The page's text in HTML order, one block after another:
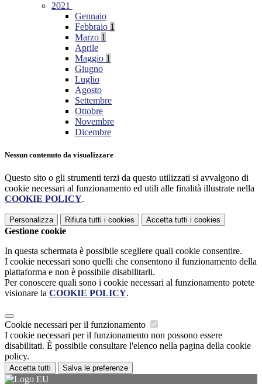
2021
Gennaio
Febbraio 1
Marzo 1
Aprile
Maggio 1
Giugno
Luglio
Agosto
Settembre
Ottobre
Novembre
Dicembre
Nessun contenuto da visualizzare
Questo sito o gli strumenti terzi da questo utilizzati si avvalgono di
cookie necessari al funzionamento ed utili alle finalità illustrate nella
COOKIE POLICY.
Personalizza Rifiuta tutti i cookies Accetta tutti i cookies
Gestione cookie
In questa schermata è possibile scegliere quali cookie consentire.
I cookie necessari sono quelli che consentono il funzionamento della
piattaforma e non è possibile disabilitarli.
Per conoscere quali sono i cookie necessari al funzionamento potete
visionare la COOKIE POLICY.
Cookie necessari per il funzionamento
I cookie necessari per il funzionamento non possono essere
disabilitati. È possibile consultare l'elenco nella pagina della cookie
policy.
Accetta tutti Salva le preferenze